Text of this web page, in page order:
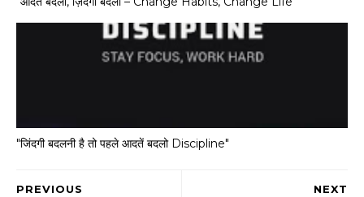
"जिंदगी बदलनी है तो पहले आदतें बदलो Discipline"
NEXT
PREVIOUS